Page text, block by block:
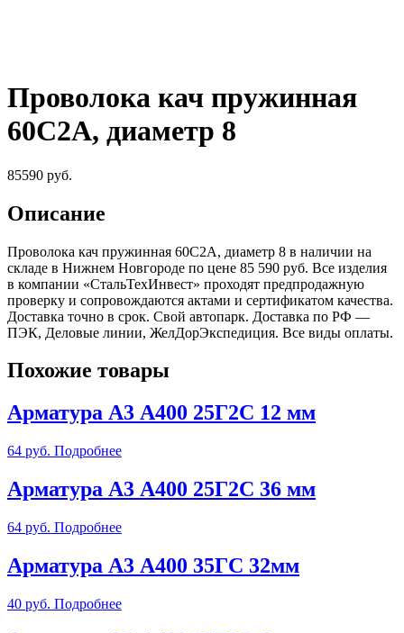
Проволока кач пружинная
60С2А, диаметр 8
85590 руб.
Описание
Проволока кач пружинная 60С2А, диаметр 8 в наличии на
складе в Нижнем Новгороде по цене 85 590 руб. Все изделия
в компании «СтальТехИнвест» проходят предпродажную
проверку и сопровождаются актами и сертификатом качества.
Доставка точно в срок. Свой автопарк. Доставка по РФ —
ПЭК, Деловые линии, ЖелДорЭкспедиция. Все виды оплаты.
Похожие товары
Арматура А3 А400 25Г2С 12 мм
64 руб. Подробнее
Арматура А3 А400 25Г2С 36 мм
64 руб. Подробнее
Арматура А3 А400 35ГС 32мм
40 руб. Подробнее